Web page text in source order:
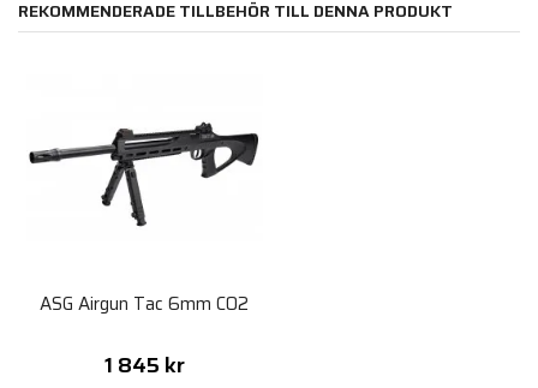
REKOMMENDERADE TILLBEHÖR TILL DENNA PRODUKT
ASG Airgun Tac 6mm CO2
1 845 kr